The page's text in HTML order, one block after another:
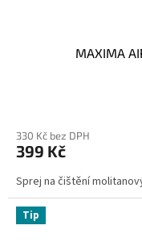
MAXIMA
330 Kč bez DPH
399 Kč
Sprej na čištění
Tip